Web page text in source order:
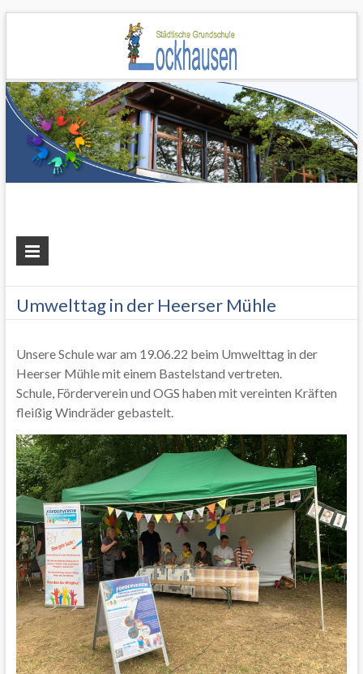
Umwelttag in der Heerser Mühle
Unsere Schule war am 19.06.22 beim Umwelttag in der
Heerser Mühle mit einem Bastelstand vertreten.
Schule, Förderverein und OGS haben mit vereinten Kräften
fleißig Windräder gebastelt.